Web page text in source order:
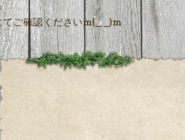
ご確認くださいm(_ _)m